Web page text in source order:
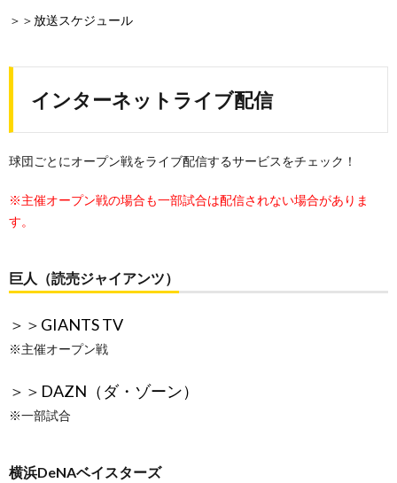
＞＞放送スケジュール
インターネットライブ配信
球団ごとにオープン戦をライブ配信するサービスをチェック！
※主催オープン戦の場合も一部試合は配信されない場合がありま
す。
巨人（読売ジャイアンツ）
＞＞ GIANTS TV
※主催オープン戦
＞＞ DAZN（ダ・ゾーン）
※一部試合
横浜DeNAベイスターズ